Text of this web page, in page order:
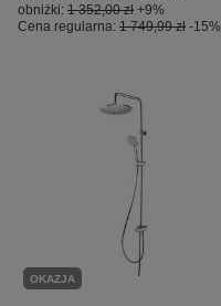
obniżki: 1 352,00 zł +9%
Cena regularna: 1 749,99 zł -15%
OKAZJA